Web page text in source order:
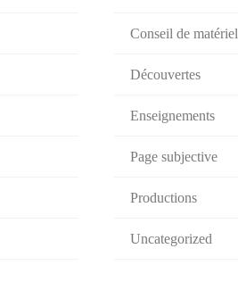
Conseil de matériel
Découvertes
Enseignements
Page subjective
Productions
Uncategorized